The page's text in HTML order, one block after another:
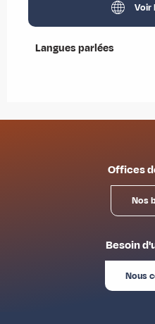
Voir
Langues parlées
Langues parlées
Offices
Nos
Besoin
Nous